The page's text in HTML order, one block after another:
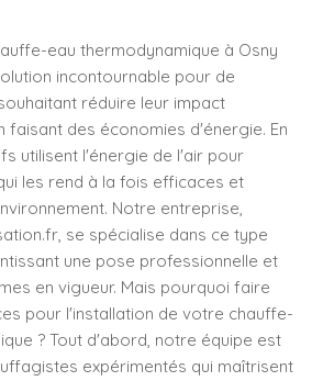
eau thermodynamique à Osny
incontournable pour de
réduire leur impact
faisant des économies d'énergie. En
utilisent l'énergie de l'air pour
les rend à la fois efficaces et
Notre entreprise,
se spécialise dans ce type
une pose professionnelle et
en vigueur. Mais pourquoi faire
pour l'installation de votre chauffe-
? Tout d'abord, notre équipe est
expérimentés qui maîtrisent